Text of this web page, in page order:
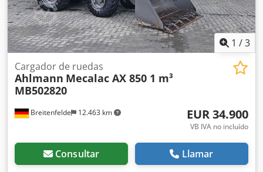
1 /3
Breitenfelde 12.463 km
Cargador de ruedas
Ahlmann Mecalac AX 850 1 m³
MB502820
EUR 34.900
VB IVA no incluído
Consultar Llamar